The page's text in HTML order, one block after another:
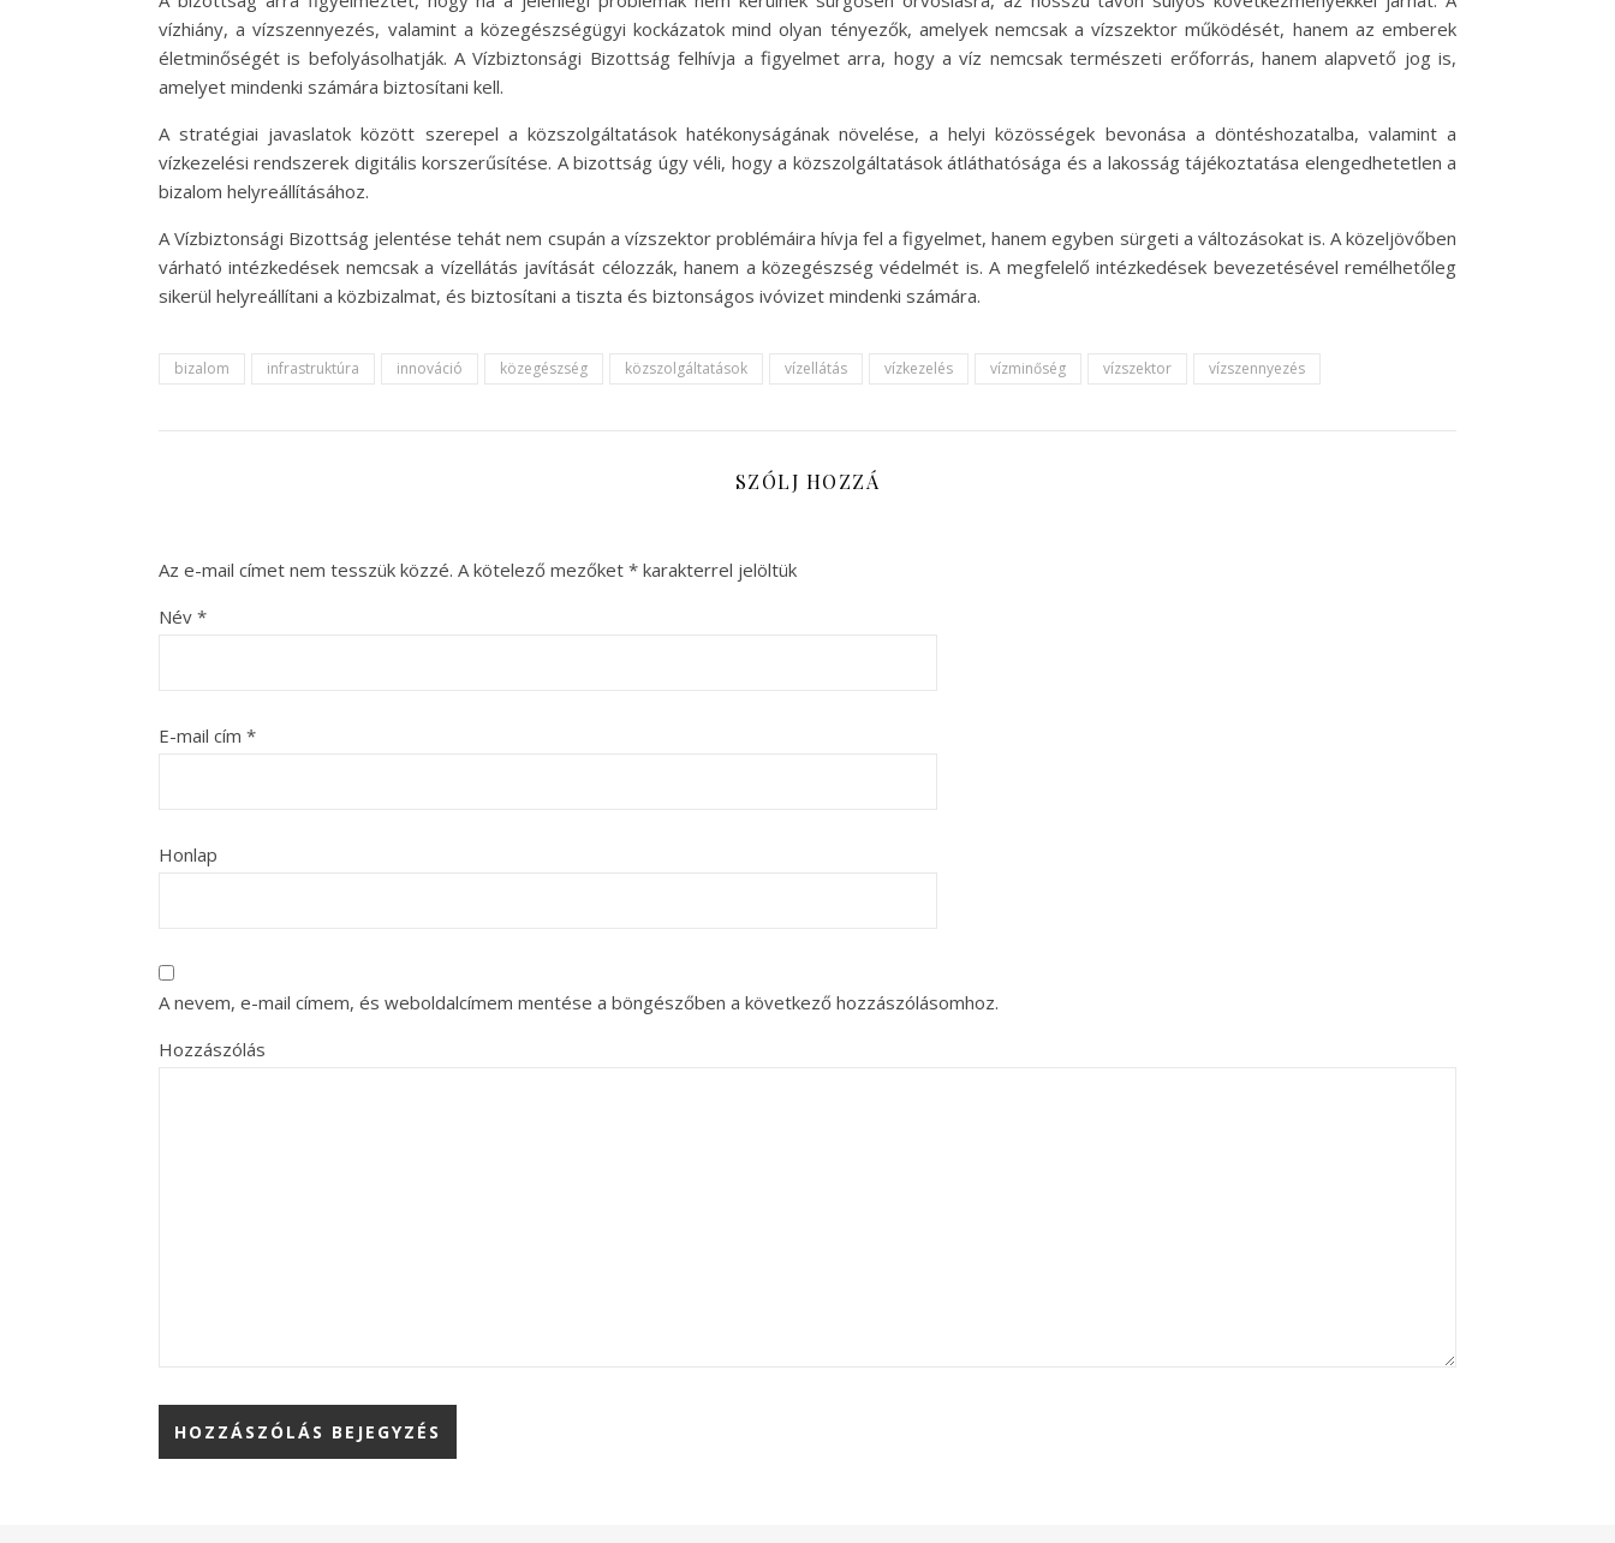
vízhiány, a vízszennyezés, valamint a közegészségügyi kockázatok mind olyan tényezők, amelyek nemcsak a vízszektor működését, hanem az emberek
életminőségét is befolyásolhatják. A Vízbiztonsági Bizottság felhívja a figyelmet arra, hogy a víz nemcsak természeti erőforrás, hanem alapvető jog is,
amelyet mindenki számára biztosítani kell.
A stratégiai javaslatok között szerepel a közszolgáltatások hatékonyságának növelése, a helyi közösségek bevonása a döntéshozatalba, valamint a
vízkezelési rendszerek digitális korszerűsítése. A bizottság úgy véli, hogy a közszolgáltatások átláthatósága és a lakosság tájékoztatása elengedhetetlen a
bizalom helyreállításához.
A Vízbiztonsági Bizottság jelentése tehát nem csupán a vízszektor problémáira hívja fel a figyelmet, hanem egyben sürgeti a változásokat is. A közeljövőben
várható intézkedések nemcsak a vízellátás javítását célozzák, hanem a közegészség védelmét is. A megfelelő intézkedések bevezetésével remélhetőleg
sikerül helyreállítani a közbizalmat, és biztosítani a tiszta és biztonságos ivóvizet mindenki számára.
bizalom infrastruktúra innováció közegészség közszolgáltatások vízellátás vízkezelés vízminőség vízszektor vízszennyezés
SZÓLJ HOZZÁ
Az e-mail címet nem tesszük közzé. A kötelező mezőket * karakterrel jelöltük
Név *
E-mail cím *
Honlap
A nevem, e-mail címem, és weboldalcímem mentése a böngészőben a következő hozzászólásomhoz.
Hozzászólás